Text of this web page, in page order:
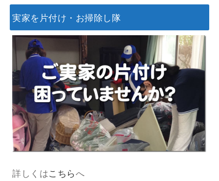
実家を片付け・お掃除し隊
詳しくはこちらへ